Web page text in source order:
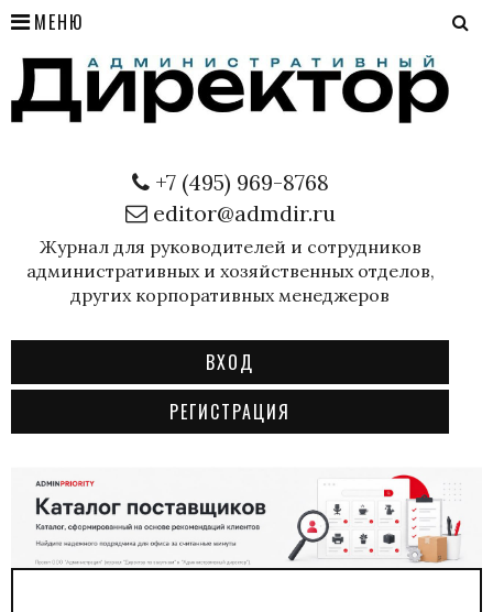
МЕНЮ
+7 (495) 969-8768
editor@admdir.ru
Журнал для руководителей и сотрудников
административных и хозяйственных отделов,
других корпоративных менеджеров
ВХОД
РЕГИСТРАЦИЯ